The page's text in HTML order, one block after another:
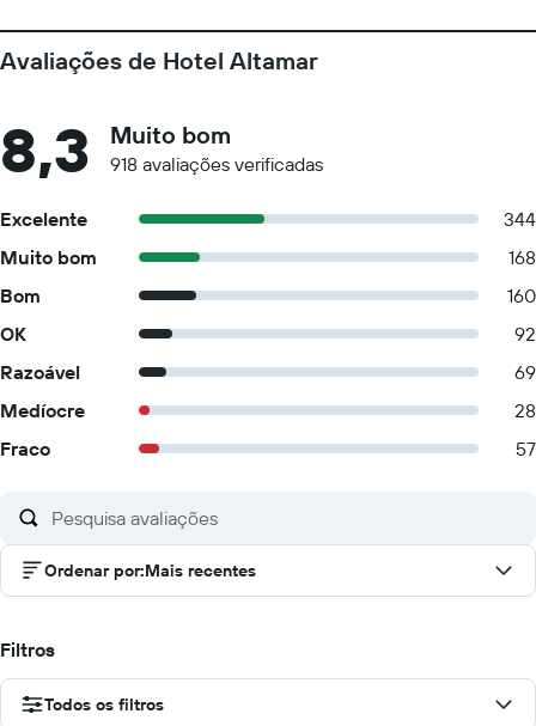
Avaliações de Hotel Altamar
8,3 Muito bom
918 avaliações verificadas
Excelente
344
Muito bom
168
Bom
160
OK
92
Razoável
69
Medíocre
28
Fraco
57
Ordenar por:Mais recentes
Filtros
Todos os filtros